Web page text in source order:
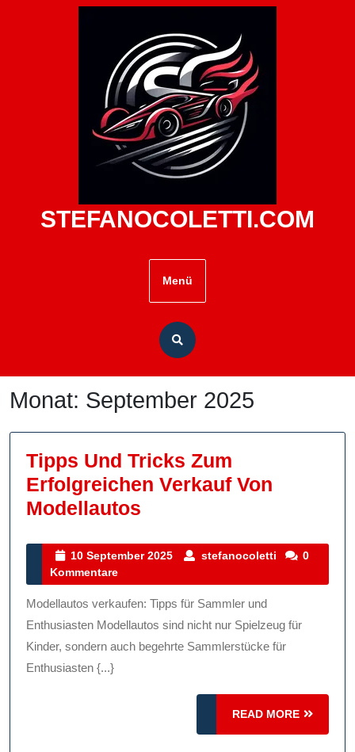
STEFANOCOLETTI.COM
Menü
Monat: September 2025
Tipps Und Tricks Zum
Erfolgreichen Verkauf Von
Modellautos
Tricks
Erfolgreichen
Verkauf
Von
10 September 2025
10
2025
stefanocoletti stefanocoletti
0
Kommentare
Modellautos verkaufen: Tipps für Sammler und
Enthusiasten Modellautos sind nicht nur Spielzeug für
Kinder, sondern auch begehrte Sammlerstücke für
Enthusiasten {...}
READ MORE
READ
MORE